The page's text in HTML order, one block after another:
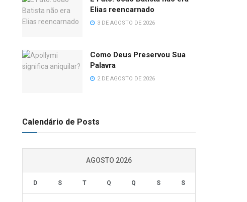
Elias reencarnado
3 DE AGOSTO DE 2026
Como Deus Preservou Sua
Palavra
2 DE AGOSTO DE 2026
Calendário de Posts
AGOSTO 2026
D S T Q Q S S